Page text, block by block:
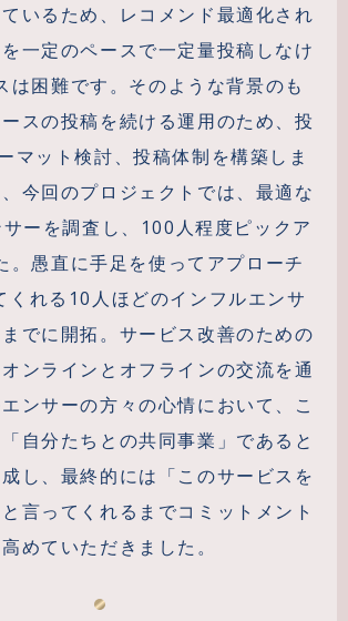
いるため、レコメンド最適化され
一定のペースで一定量投稿しなけ
は困難です。そのような背景のも
スの投稿を続ける運用のため、投
マット検討、投稿体制を構築しま
今回のプロジェクトでは、最適な
ーを調査し、100人程度ピックア
。愚直に手足を使ってアプローチ
くれる10人ほどのインフルエンサ
でに開拓。サービス改善のための
ンラインとオフラインの交流を通
ンサーの方々の心情において、こ
自分たちとの共同事業」であると
し、最終的には「このサービスを
言ってくれるまでコミットメント
めていただきました。